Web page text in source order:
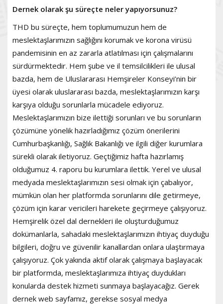
Dernek olarak şu süreçte neler yapıyorsunuz?
THD bu süreçte, hem toplumumuzun hem de
meslektaşlarımızın sağlığını korumak ve korona virüsü
pandemisinin en az zararla atlatılması için çalışmalarını
sürdürmektedir. Hem şube ve il temsilcilikleri ile ulusal
bazda, hem de Uluslararası Hemşireler Konseyi’nin bir
üyesi olarak uluslararası bazda, meslektaşlarımızın karşı
karşıya olduğu sorunlarla mücadele ediyoruz.
Meslektaşlarımızın bize ilettiği sorunları ve bu sorunların
çözümüne yönelik hazırladığımız çözüm önerilerini
Cumhurbaşkanlığı, Sağlık Bakanlığı ve ilgili diğer kurumlara
sürekli olarak iletiyoruz. Geçtiğimiz hafta hazırlamış
olduğumuz 4. raporu bu kurumlara ilettik. Yerel ve ulusal
medyada meslektaşlarımızın sesi olmak için çabalıyor,
mümkün olan her platformda sorunlarını dile getirmeye,
çözüm için karar vericileri harekete geçirmeye çalışıyoruz.
Hemşirelik özel dal dernekleri ile oluşturduğumuz
dokümanlarla, sahadaki meslektaşlarımızın ihtiyaç duyduğu
bilgileri, doğru ve güvenilir kanallardan onlara ulaştırmaya
çalışıyoruz. Çok yakında aktif olarak çalışmaya başlayacak
bir platformda, meslektaşlarımıza ihtiyaç duydukları
konularda destek hizmeti sunmaya başlayacağız. Gerek
dernek web sayfamız, gerekse sosyal medya